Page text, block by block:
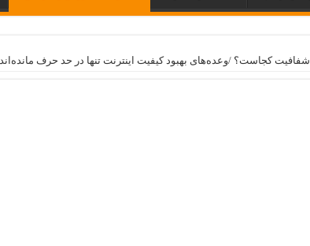
شفافیت کجاست؟ /وعده‌های بهبود کیفیت اینترنت تنها در حد حرف مانده‌اند